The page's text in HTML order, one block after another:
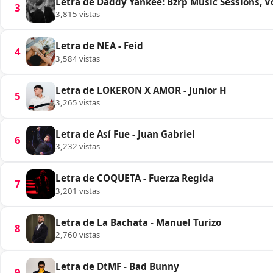
3 3,815 vistas
4 Letra de NEA - Feid
3,584 vistas
5 Letra de LOKERON X AMOR - Junior H
3,265 vistas
6 Letra de Así Fue - Juan Gabriel
3,232 vistas
7 Letra de COQUETA - Fuerza Regida
3,201 vistas
8 Letra de La Bachata - Manuel Turizo
2,760 vistas
Letra de DtMF - Bad Bunny